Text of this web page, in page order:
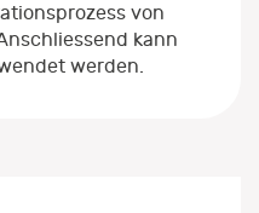
von
kann
werden.